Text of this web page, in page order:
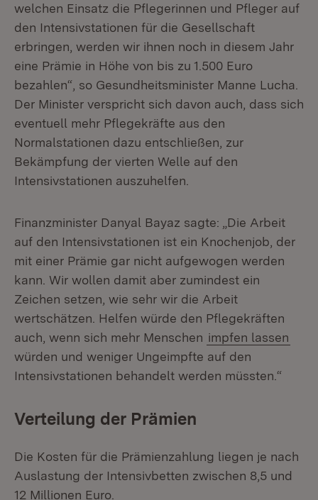
welchen Einsatz die Pflegerinnen und Pfleger auf
den Intensivstationen für die Gesellschaft
erbringen, werden wir ihnen noch in diesem Jahr
eine Prämie in Höhe von bis zu 1.500 Euro
bezahlen“, so Gesundheitsminister Manne Lucha.
Der Minister verspricht sich davon auch, dass sich
eventuell mehr Pflegekräfte aus den
Normalstationen dazu entschließen, zur
Bekämpfung der vierten Welle auf den
Intensivstationen auszuhelfen.
Finanzminister Danyal Bayaz sagte: „Die Arbeit
auf den Intensivstationen ist ein Knochenjob, der
mit einer Prämie gar nicht aufgewogen werden
kann. Wir wollen damit aber zumindest ein
Zeichen setzen, wie sehr wir die Arbeit
wertschätzen. Helfen würde den Pflegekräften
auch, wenn sich mehr Menschen impfen lassen
würden und weniger Ungeimpfte auf den
Intensivstationen behandelt werden müssten.“
Verteilung der Prämien
Die Kosten für die Prämienzahlung liegen je nach
Auslastung der Intensivbetten zwischen 8,5 und
12 Millionen Euro.